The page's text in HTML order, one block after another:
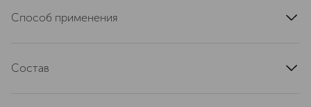
текстура
артикул
80080587
Способ применения
Предварительно 2-3 раза нажмите на дозатор, чтобы
Состав